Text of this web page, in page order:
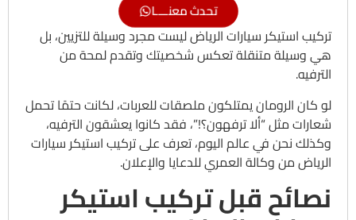
تحدث معنــــا
تركيب استيكر سيارات الرياض ليست مجرد وسيلة للتزيين، بل
هي وسيلة متنقلة تعكس شخصيتك وتقدم لمحة من
الترفيه.
لو كان الرومان يمتلكون ملصقات للعربات، لكانت حتمًا تحمل
شعارات مثل “ألا ترفهون؟!”، فقد كانوا يعشقون الترفيه،
وكذلك نحن في عالم اليوم، تعرف على تركيب استيكر سيارات
الرياض من وكالة العمري للدعايا والإعلان.
نصائح قبل تركيب استيكر